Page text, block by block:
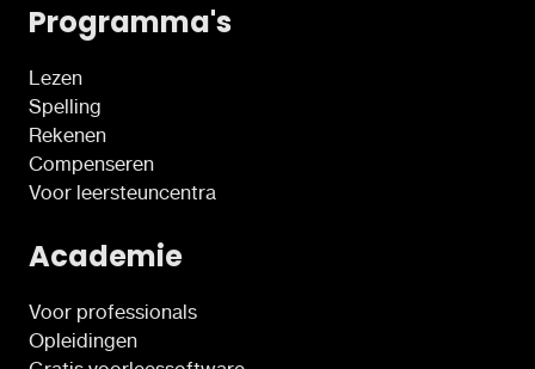
Programma's
Lezen
Spelling
Rekenen
Compenseren
Voor leersteuncentra
Academie
Voor professionals
Opleidingen